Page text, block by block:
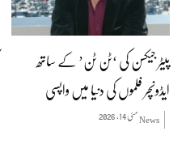
پیٹر جیکسن کی ‘ٹن ٹن’ کے ساتھ
ایڈونچر فلموں کی دنیا میں واپسی
Newsمئی 14, 2026